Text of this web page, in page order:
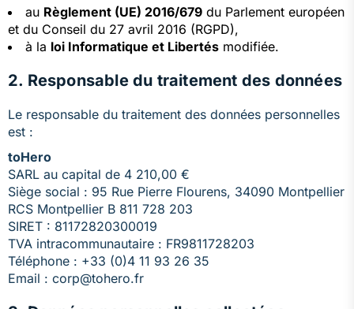
au Règlement (UE) 2016/679 du Parlement européen
et du Conseil du 27 avril 2016 (RGPD),
à la loi Informatique et Libertés modifiée.
2. Responsable du traitement des données
Le responsable du traitement des données personnelles
est :
toHero
SARL au capital de 4 210,00 €
Siège social : 95 Rue Pierre Flourens, 34090 Montpellier
RCS Montpellier B 811 728 203
SIRET : 81172820300019
TVA intracommunautaire : FR9811728203
Téléphone : +33 (0)4 11 93 26 35
Email : corp@tohero.fr